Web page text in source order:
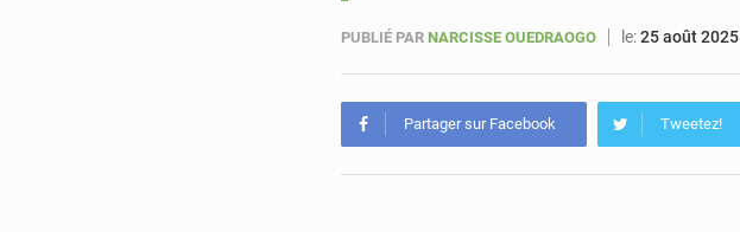
PUBLIÉ PAR NARCISSE OUEDRAOGO le:25 août 2025
Partager sur Facebook Tweetez!